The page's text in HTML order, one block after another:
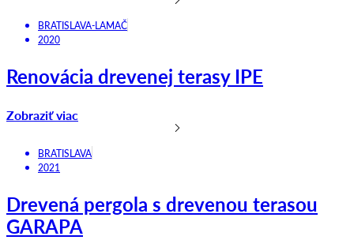
BRATISLAVA-LAMAČ
2020
Renovácia drevenej terasy IPE
Zobraziť viac
BRATISLAVA
2021
Drevená pergola s drevenou terasou
GARAPA